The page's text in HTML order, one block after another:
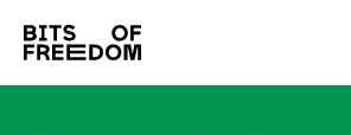
Search
for: